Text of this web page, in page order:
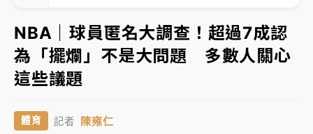
故宮《龍藏經》特展第2檔！今線上預約開賣一度塞車
周六起展出延長至晚上7時
台東農業處長涉圖利渡假村！東檢抗告成功 今重開羈
押庭
父親節泡湯了！中颱白海豚雨彈轟3天 「紅到發紫」降
雨熱區曝
▼
NBA｜球員匿名大調查！超過7成認
為「擺爛」不是大問題 多數人關心
這些議題
體育 記者 陳雍仁